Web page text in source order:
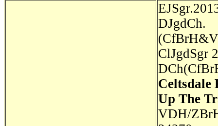
DJgdCh.
ClJgdSgr
Celtsdale
Up The
VDH/